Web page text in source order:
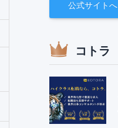
公式サイトへ
コトラ